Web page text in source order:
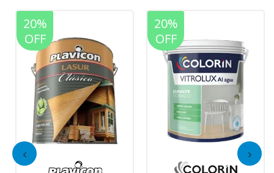
20%
OFF
20%
OFF